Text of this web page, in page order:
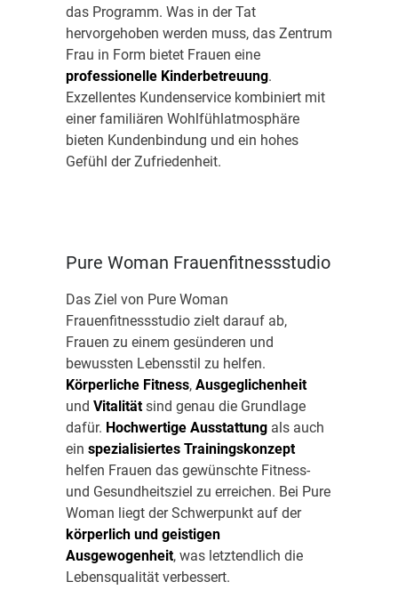
das Programm. Was in der Tat
hervorgehoben werden muss, das Zentrum
Frau in Form bietet Frauen eine
professionelle Kinderbetreuung.
Exzellentes Kundenservice kombiniert mit
einer familiären Wohlfühlatmosphäre
bieten Kundenbindung und ein hohes
Gefühl der Zufriedenheit.
Pure Woman Frauenfitnessstudio
Das Ziel von Pure Woman
Frauenfitnessstudio zielt darauf ab,
Frauen zu einem gesünderen und
bewussten Lebensstil zu helfen.
Körperliche Fitness, Ausgeglichenheit
und Vitalitätsind genau die Grundlage
dafür. Hochwertige Ausstattung als auch
ein spezialisiertes Trainingskonzept
helfen Frauen das gewünschte Fitness-
und Gesundheitsziel zu erreichen. Bei Pure
Woman liegt der Schwerpunkt auf der
körperlich und geistigen
Ausgewogenheit, was letztendlich die
Lebensqualität verbessert.